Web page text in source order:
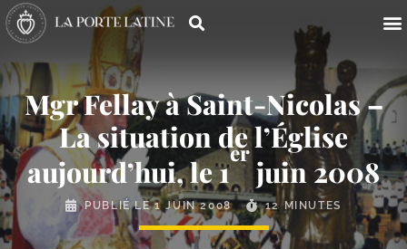
Mgr Fellay à Saint-​Nicolas –
La situation de l’Église
aujourd’hui, le 1
er
juin 2008
PUBLIÉ LE1 JUIN 2008 12 MINUTES